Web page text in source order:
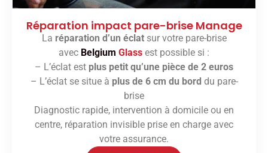
Réparation impact pare-brise Manage
La réparation d’un éclatsur votre pare-brise
avec Belgium Glass est possible si :
– L’éclat est plus petit qu’une pièce de 2 euros
– L’éclat se situe à plus de 6 cm du bord du pare-
brise
Diagnostic rapide, intervention à domicile ou en
centre, réparation invisible prise en charge avec
votre assurance.